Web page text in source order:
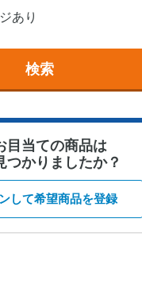
あり
検索
目当ての商品は
つかりましたか？
して希望商品を登録